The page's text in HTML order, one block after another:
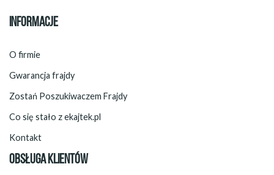
INFORMACJE
O firmie
Gwarancja frajdy
Zostań Poszukiwaczem Frajdy
Co się stało z ekajtek.pl
Kontakt
OBSŁUGA KLIENTÓW